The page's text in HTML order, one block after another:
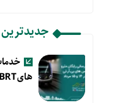
های BRT تبریز در ۱۴ و ۱۵ مرداد